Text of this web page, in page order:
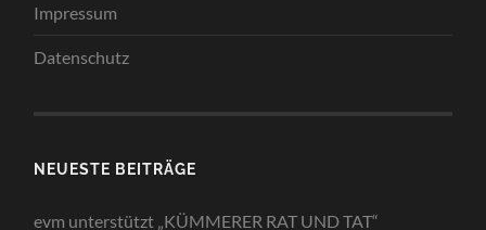
Impressum
Datenschutz
NEUESTE BEITRÄGE
evm unterstützt „KÜMMERER RAT UND TAT“